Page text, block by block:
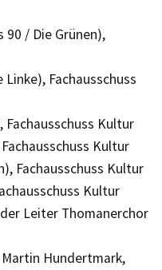
/ Die Grünen),
Fachausschuss
Kultur
Kultur
Fachausschuss Kultur
Kultur
Leiter Thomanerchor
Hundertmark,